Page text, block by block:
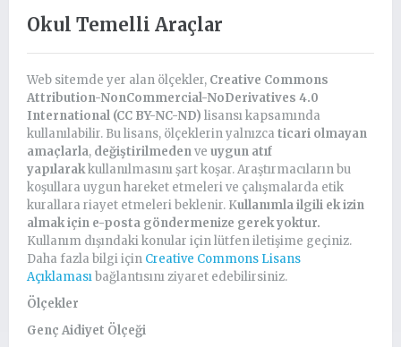
Okul Temelli Araçlar
Web sitemde yer alan ölçekler, Creative Commons
Attribution-NonCommercial-NoDerivatives 4.0
International (CC BY-NC-ND) lisansı kapsamında
kullanılabilir. Bu lisans, ölçeklerin yalnızca ticari olmayan
amaçlarla, değiştirilmedenve uygun atıf
yapılarakkullanılmasını şart koşar. Araştırmacıların bu
koşullara uygun hareket etmeleri ve çalışmalarda etik
kurallara riayet etmeleri beklenir. Kullanımla ilgili ek izin
almak için e-posta göndermenize gerek yoktur.
Kullanım dışındaki konular için lütfen iletişime geçiniz.
Daha fazla bilgi için Creative Commons Lisans
Açıklamasıbağlantısını ziyaret edebilirsiniz.
Ölçekler
Genç Aidiyet Ölçeği